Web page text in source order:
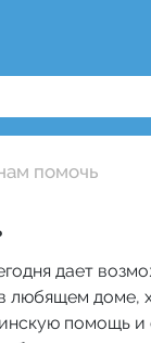
помочь
дает
любящем доме,
помощь и